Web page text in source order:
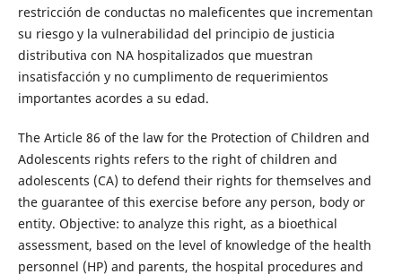
restricción de conductas no maleficentes que incrementan
su riesgo y la vulnerabilidad del principio de justicia
distributiva con NA hospitalizados que muestran
insatisfacción y no cumplimento de requerimientos
importantes acordes a su edad.
The Article 86 of the law for the Protection of Children and
Adolescents rights refers to the right of children and
adolescents (CA) to defend their rights for themselves and
the guarantee of this exercise before any person, body or
entity. Objective: to analyze this right, as a bioethical
assessment, based on the level of knowledge of the health
personnel (HP) and parents, the hospital procedures and